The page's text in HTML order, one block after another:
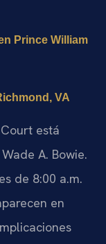
Prince William
VA
está
A. Bowie.
de 8:00 a.m.
en